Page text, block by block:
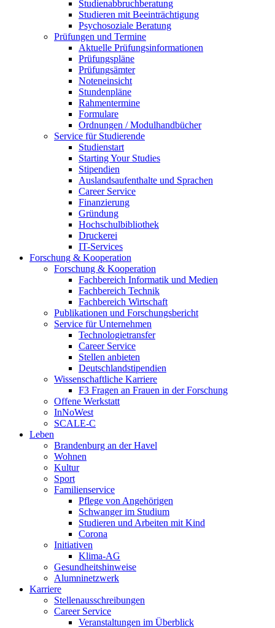
Studienabbruchberatung
Studieren mit Beeinträchtigung
Psychosoziale Beratung
Prüfungen und Termine
Aktuelle Prüfungsinformationen
Prüfungspläne
Prüfungsämter
Noteneinsicht
Stundenpläne
Rahmentermine
Formulare
Ordnungen / Modulhandbücher
Service für Studierende
Studienstart
Starting Your Studies
Stipendien
Auslandsaufenthalte und Sprachen
Career Service
Finanzierung
Gründung
Hochschulbibliothek
Druckerei
IT-Services
Forschung & Kooperation
Forschung & Kooperation
Fachbereich Informatik und Medien
Fachbereich Technik
Fachbereich Wirtschaft
Publikationen und Forschungsbericht
Service für Unternehmen
Technologietransfer
Career Service
Stellen anbieten
Deutschlandstipendien
Wissenschaftliche Karriere
F3 Fragen an Frauen in der Forschung
Offene Werkstatt
InNoWest
SCALE-C
Leben
Brandenburg an der Havel
Wohnen
Kultur
Sport
Familienservice
Pflege von Angehörigen
Schwanger im Studium
Studieren und Arbeiten mit Kind
Corona
Initiativen
Klima-AG
Gesundheitshinweise
Alumninetzwerk
Karriere
Stellenausschreibungen
Career Service
Veranstaltungen im Überblick